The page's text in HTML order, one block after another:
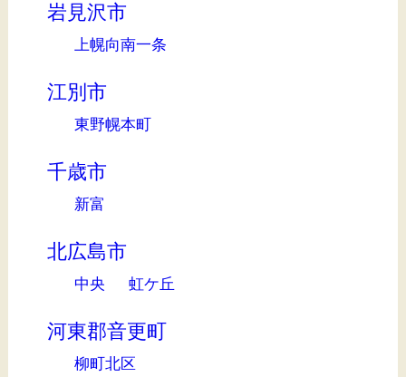
岩見沢市
上幌向南一条
江別市
東野幌本町
千歳市
新富
北広島市
中央 虹ケ丘
河東郡音更町
柳町北区